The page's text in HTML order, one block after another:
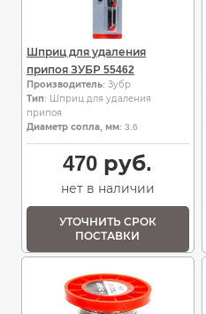
Шприц для удаления
припоя ЗУБР 55462
Производитель: Зубр
Тип: Шприц для удаления
припоя
Диаметр сопла, мм: 3.6
470 руб.
нет в наличии
УТОЧНИТЬ СРОК
ПОСТАВКИ